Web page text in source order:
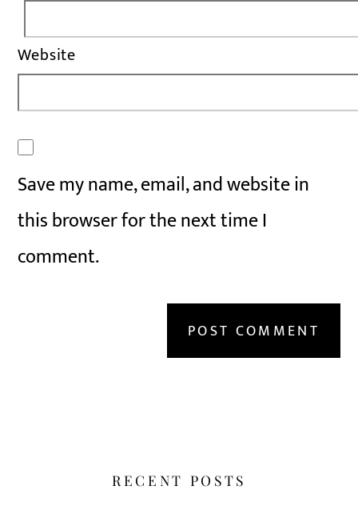
Website
Save my name, email, and website in
this browser for the next time I
comment.
RECENT POSTS